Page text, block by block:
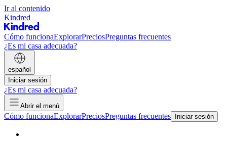
Ir al contenido
Kindred
Cómo funcionaExplorarPreciosPreguntas frecuentes
¿Es mi casa adecuada?
español
Iniciar sesión
¿Es mi casa adecuada?
Abrir el menú
Cómo funcionaExplorarPreciosPreguntas frecuentes Iniciar sesión